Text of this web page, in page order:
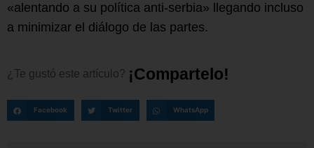
«alentando a su política anti-serbia» llegando incluso
a minimizar el diálogo de las partes.
¿Te gustó este artículo? ¡Comparte o!
Facebook Twitter WhatsApp